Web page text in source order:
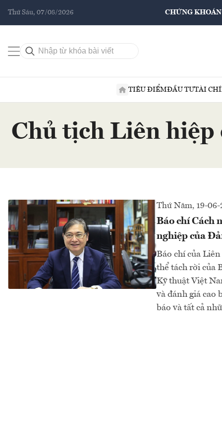
Thứ Sáu, 07/08/2026 CHỨNG KHOÁN
TIÊU ĐIỂMĐẦU TƯTÀI
Chủ tịch Liên hiệp
Thứ Năm, 19-06-
Báo chí Cách
nghiệp của
Báo chí của
thể tách rời của
Kỹ thuật Việt
và đánh giá cao
báo và tất cả